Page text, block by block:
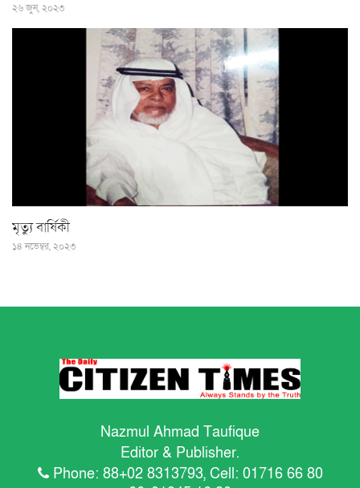
২৬ জুন, ২০২৩
মৃত্যু বার্ষিকী
১৪ নভেম্বর, ২০২৩
Nazmul Ahmad Taufique
Editor & Publisher.
Phone: 88+02 8313793, Cell: 01716 66 80